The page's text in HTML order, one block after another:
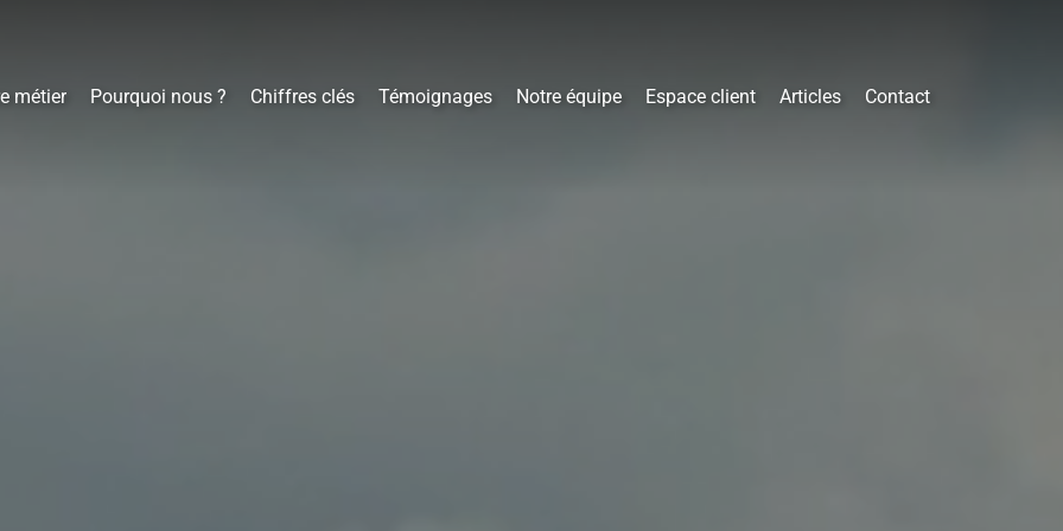
métier Pourquoi nous ? Chiffres clés Témoignages Notre équipe Espace client Articles Contact